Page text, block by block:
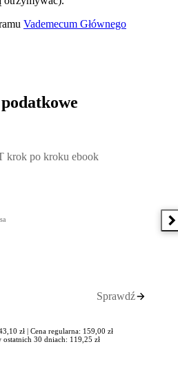
Vademecum Głównego
po kroku ebook, Patrycja Kubiesa -
krok po kroku ebook
Sprawdź
zł | Cena regularna: 159,00 zł
ostatnich 30 dniach: 119,25 zł